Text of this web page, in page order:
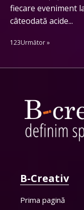
fiecare eveniment
câteodată acide...
123Următor »
B-Creativ
Prima pagină